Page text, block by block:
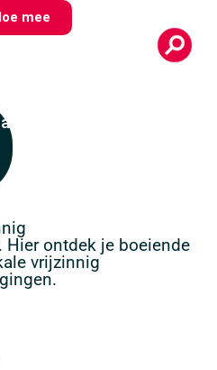
mee
ontdek je boeiende
vrijzinnig